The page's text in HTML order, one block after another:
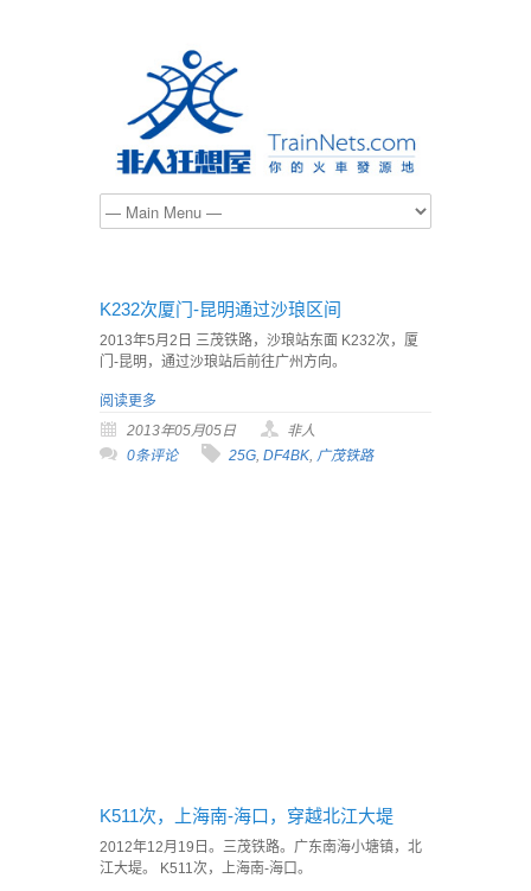
K232次厦门-昆明通过沙琅区间
2013年5月2日 三茂铁路，沙琅站东面 K232次，厦
门-昆明，通过沙琅站后前往广州方向。
阅读更多
2013年05月05日
非人
0条评论
25G, DF4BK, 广茂铁路
K511次，上海南-海口，穿越北江大堤
2012年12月19日。三茂铁路。广东南海小塘镇，北
江大堤。 K511次，上海南-海口。